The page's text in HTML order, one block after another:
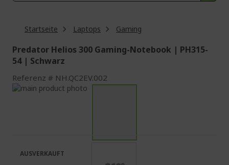
Startseite Laptops Gaming
Predator Helios 300 Gaming-Notebook | PH315-
54 | Schwarz
Referenz NH.QC2EV.002
Zum
AUSVERKAUFT